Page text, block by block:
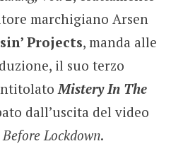
marchigiano Arsen
Projects, manda alle
il suo terzo
Mistery In The
dall’uscita del video
Lockdown.